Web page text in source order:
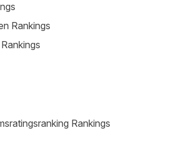
Rankings
Rankings